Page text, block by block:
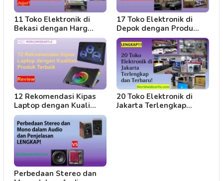
11 Toko Elektronik di
Bekasi dengan Harg…
17 Toko Elektronik di
Depok dengan Produ…
12 Rekomendasi Kipas
Laptop dengan Kuali…
20 Toko Elektronik di
Jakarta Terlengkap…
Perbedaan Stereo dan